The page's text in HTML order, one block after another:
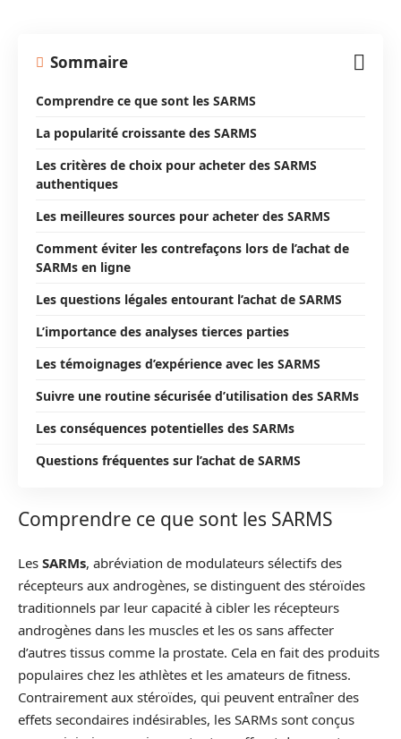
Sommaire
Comprendre ce que sont les SARMS
La popularité croissante des SARMS
Les critères de choix pour acheter des SARMS
authentiques
Les meilleures sources pour acheter des SARMS
Comment éviter les contrefaçons lors de l’achat de
SARMs en ligne
Les questions légales entourant l’achat de SARMS
L’importance des analyses tierces parties
Les témoignages d’expérience avec les SARMS
Suivre une routine sécurisée d’utilisation des SARMs
Les conséquences potentielles des SARMs
Questions fréquentes sur l’achat de SARMS
Comprendre ce que sont les SARMS
Les SARMs, abréviation de modulateurs sélectifs des
récepteurs aux androgènes, se distinguent des stéroïdes
traditionnels par leur capacité à cibler les récepteurs
androgènes dans les muscles et les os sans affecter
d’autres tissus comme la prostate. Cela en fait des produits
populaires chez les athlètes et les amateurs de fitness.
Contrairement aux stéroïdes, qui peuvent entraîner des
effets secondaires indésirables, les SARMs sont conçus